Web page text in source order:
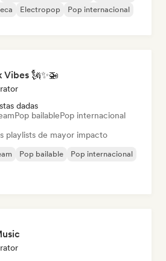
Electropop
Pop internacional
Vibes 🗽✨🚁
dadas
Pop bailablePop internacional
playlists de mayor impacto
Pop bailable
Pop internacional